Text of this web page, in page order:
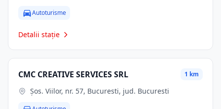
Autoturisme
Detalii stație
CMC CREATIVE SERVICES SRL 1 km
Şos. Viilor, nr. 57, Bucuresti, jud. Bucuresti